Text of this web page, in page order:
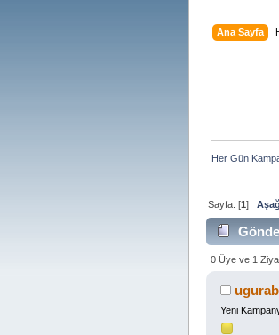
Ana Sayfa
Her Gün
Sayfa: [1]
0 Üye ve 1
ugurab
Yeni